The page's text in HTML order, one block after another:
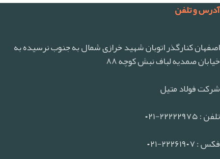
آدرس و تلفن
اصفهان کنارگذر اتوبان شهید خرازی شمال به جنوب نرسیده به
خیابان صمدیه لباف نبش کوچه ۸۸
شرکت فولاد متیل
تلفن : ۲۲۲۲۲۹۷۵-۰۲۱
فکس : ۲۲۲۶۱۹۰۷-۰۲۱